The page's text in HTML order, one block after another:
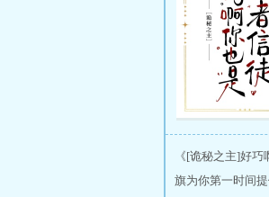
《[诡秘之主]好
旗为你第一时间